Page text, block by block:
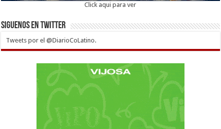
Click aqui para ver
Siguenos en twitter
Tweets por el @DiarioCoLatino.